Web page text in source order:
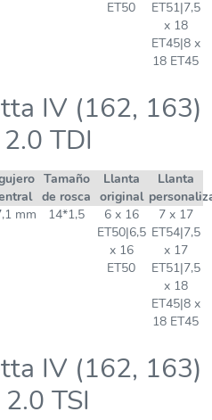
ET50
ET51|7,5
x 18
ET45|8 x
18 ET45
IV (162, 163)
TDI
Tamaño
de rosca
Llanta
original
Llanta
mm 14*1,5
6 x 16
ET50|6,5
x 16
ET50
7 x 17
ET54|7,5
x 17
ET51|7,5
x 18
ET45|8 x
18 ET45
IV (162, 163)
TSI